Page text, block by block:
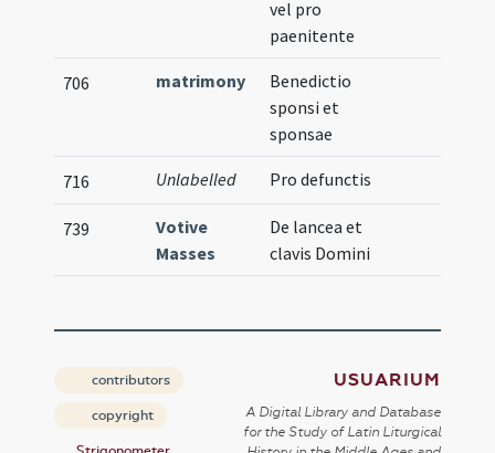
vel pro
paenitente
706 matrimony
Benedictio
sponsi et
sponsae
716 Unlabelled Pro defunctis
739
Votive
Masses
De lancea et
clavis Domini
contributors
copyright
USUARIUM
A Digital Library and Database
for the Study of Latin Liturgical